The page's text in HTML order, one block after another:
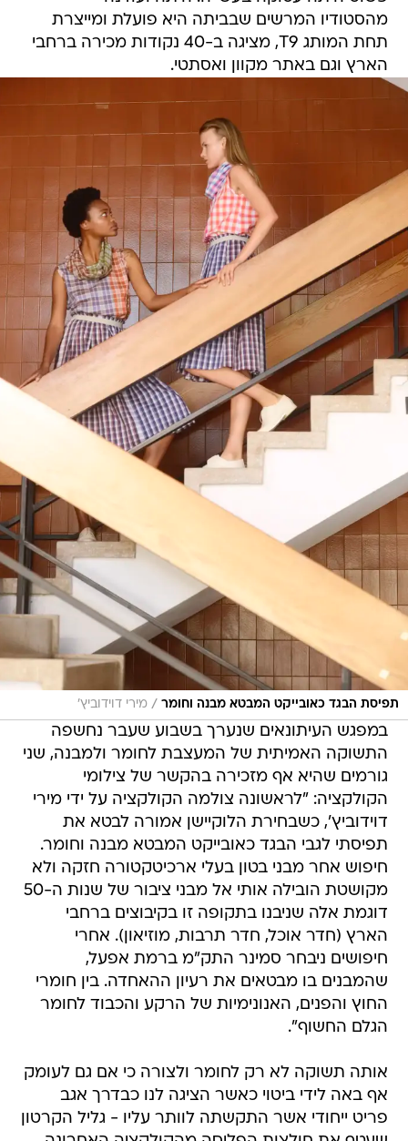
מהסטודיו המרשים שבביתה היא פועלת ומייצרת
תחת המותג T9, מציגה ב-40 נקודות מכירה ברחבי
הארץ וגם באתר מקוון ואסתטי.
תפיסת הבגד כאובייקט המבטא מבנה וחומר / מירי דוידוביץ'
במפגש העיתונאים שנערך בשבוע שעבר נחשפה
התשוקה האמיתית של המעצבת לחומר ולמבנה, שני
גורמים שהיא אף מזכירה בהקשר של צילומי
הקולקציה: "לראשונה צולמה הקולקציה על ידי מירי
דוידוביץ', כשבחירת הלוקיישן אמורה לבטא את
תפיסתי לגבי הבגד כאובייקט המבטא מבנה וחומר.
חיפוש אחר מבני בטון בעלי ארכיטקטורה חזקה ולא
מקושטת הובילה אותי אל מבני ציבור של שנות ה-50
דוגמת אלה שניבנו בתקופה זו בקיבוצים ברחבי
הארץ (חדר אוכל, חדר תרבות, מוזיאון). אחרי
חיפושים ניבחר סמינר התק"מ ברמת אפעל,
שהמבנים בו מבטאים את רעיון ההאחדה. בין חומרי
החוץ והפנים, האנונימיות של הרקע והכבוד לחומר
הגלם החשוף".
אותה תשוקה לא רק לחומר ולצורה כי אם גם לעומק
אף באה לידי ביטוי כאשר הציגה לנו כבדרך אגב
פריט ייחודי אשר התקשתה לוותר עליו - גליל הקרטון